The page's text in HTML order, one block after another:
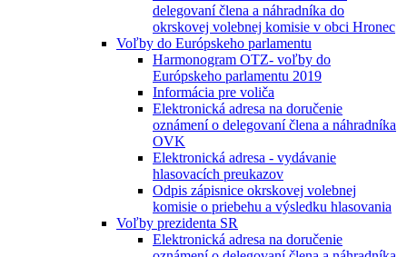
delegovaní člena a náhradníka do
okrskovej volebnej komisie v obci Hronec
Voľby do Európskeho parlamentu
Harmonogram OTZ- voľby do
Európskeho parlamentu 2019
Informácia pre voliča
Elektronická adresa na doručenie
oznámení o delegovaní člena a náhradníka
OVK
Elektronická adresa - vydávanie
hlasovacích preukazov
Odpis zápisnice okrskovej volebnej
komisie o priebehu a výsledku hlasovania
Voľby prezidenta SR
Elektronická adresa na doručenie